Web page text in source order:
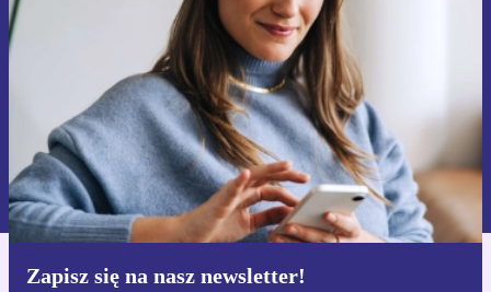
Zapisz się na nasz newsletter!
Zarejestruj się
Informacje na temat używania danych osobowych znajdują się w
naszej
Polityce prywatności
Pobierz aplikację refurbed